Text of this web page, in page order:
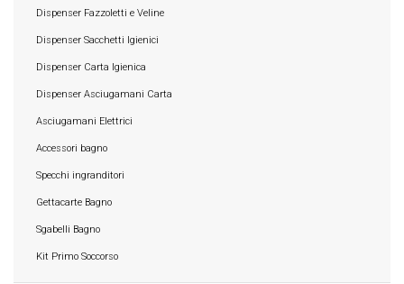
Dispenser Fazzoletti e Veline
Dispenser Sacchetti Igienici
Dispenser Carta Igienica
Dispenser Asciugamani Carta
Asciugamani Elettrici
Accessori bagno
Specchi ingranditori
Gettacarte Bagno
Sgabelli Bagno
Kit Primo Soccorso